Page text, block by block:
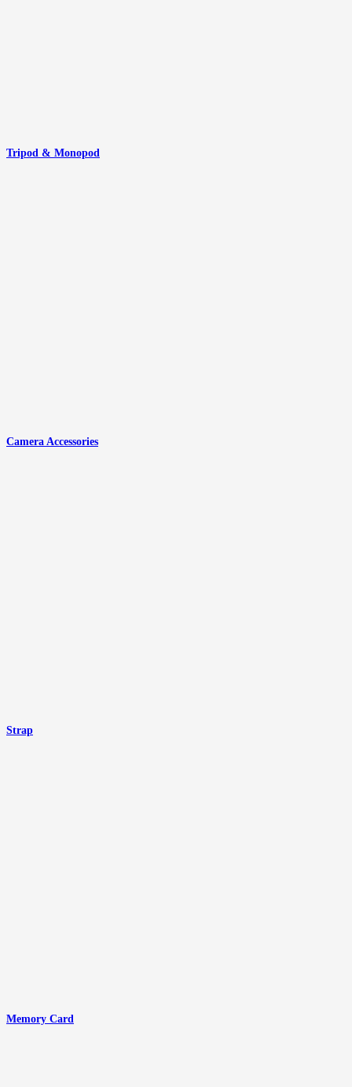
Tripod & Monopod
Camera Accessories
Strap
Memory Card